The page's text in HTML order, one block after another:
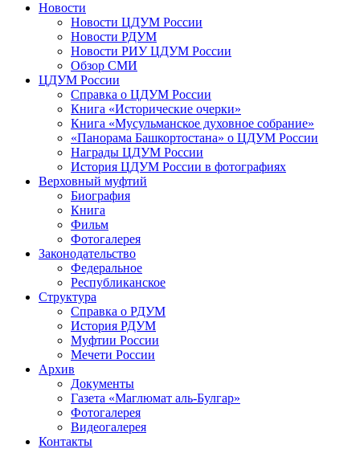
Новости
Новости ЦДУМ России
Новости РДУМ
Новости РИУ ЦДУМ России
Обзор СМИ
ЦДУМ России
Справка о ЦДУМ России
Книга «Исторические очерки»
Книга «Мусульманское духовное собрание»
«Панорама Башкортостана» о ЦДУМ России
Награды ЦДУМ России
История ЦДУМ России в фотографиях
Верховный муфтий
Биография
Книга
Фильм
Фотогалерея
Законодательство
Федеральное
Республиканское
Структура
Справка о РДУМ
История РДУМ
Муфтии России
Мечети России
Архив
Документы
Газета «Маглюмат аль-Булгар»
Фотогалерея
Видеогалерея
Контакты